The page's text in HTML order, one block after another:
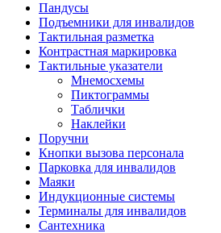
Пандусы
Подъемники для инвалидов
Тактильная разметка
Контрастная маркировка
Тактильные указатели
Мнемосхемы
Пиктограммы
Таблички
Наклейки
Поручни
Кнопки вызова персонала
Парковка для инвалидов
Маяки
Индукционные системы
Терминалы для инвалидов
Сантехника